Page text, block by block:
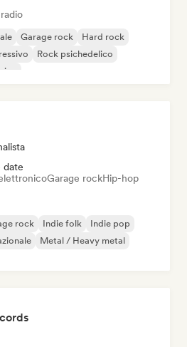
Garage rock
Hard rock
Rock psichedelico
date
Garage rockHip-hop
rock Indie folk
Indie pop
Metal / Heavy metal